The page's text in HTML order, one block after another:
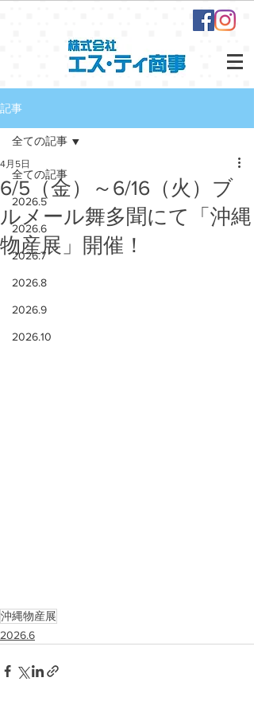
記事
全ての記事
2026.5
2026.6
2026.7
2026.8
2026.9
2026.10
全ての記事
6/5（金）～6/16（火）ブ
ルメール舞多聞にて「沖縄
物産展」開催！
4月5日
沖縄物産展
2026.6